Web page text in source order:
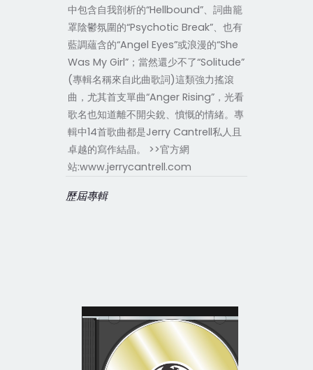
中包含自我剖析的“Hellbound”、詞曲籠
罩陰鬱氛圍的“Psychotic Break”、也有
藍調蘊含的“Angel Eyes”或浪漫的“She
Was My Girl”；當然還少不了“Solitude”
(專輯名稱來自此曲歌詞)這類強力搖滾
曲，尤其首支單曲“Anger Rising”，光看
歌名也知道離不開尖銳、憤慨的情緒。專
輯中14首歌曲都是Jerry Cantrell私人且
卓越的寫作結晶。 >>官方網
站:www.jerrycantrell.com
歷屆專輯